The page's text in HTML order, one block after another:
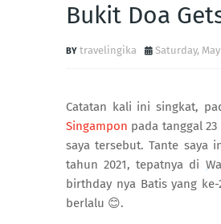
Bukit Doa
travelingika Saturday, May
Catatan kali ini singkat,
Singampon pada tanggal
saya tersebut. Tante saya
tahun 2021, tepatnya di
birthday nya Batis yang
berlalu 😊.